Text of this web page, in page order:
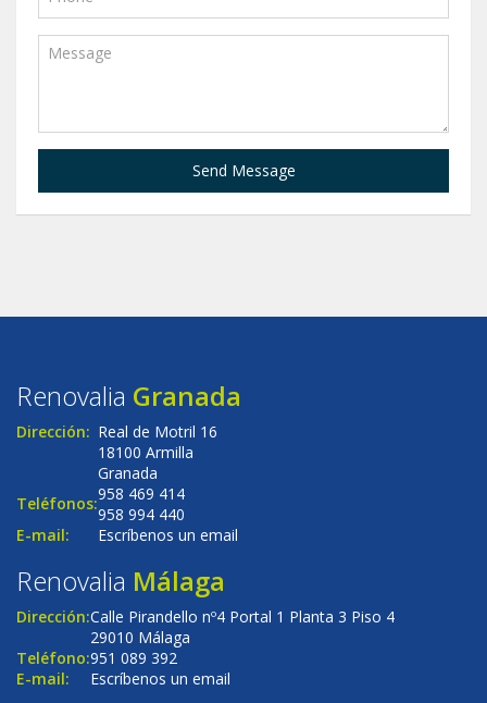
Send Message
Renovalia Granada
Dirección: Real de Motril 16
18100 Armilla
Granada
Teléfonos:958 469 414
958 994 440
E-mail:
Escríbenos un email
Renovalia Málaga
Dirección:Calle Pirandello nº4 Portal 1 Planta 3 Piso 4
29010 Málaga
Teléfono:951 089 392
E-mail:
Escríbenos un email